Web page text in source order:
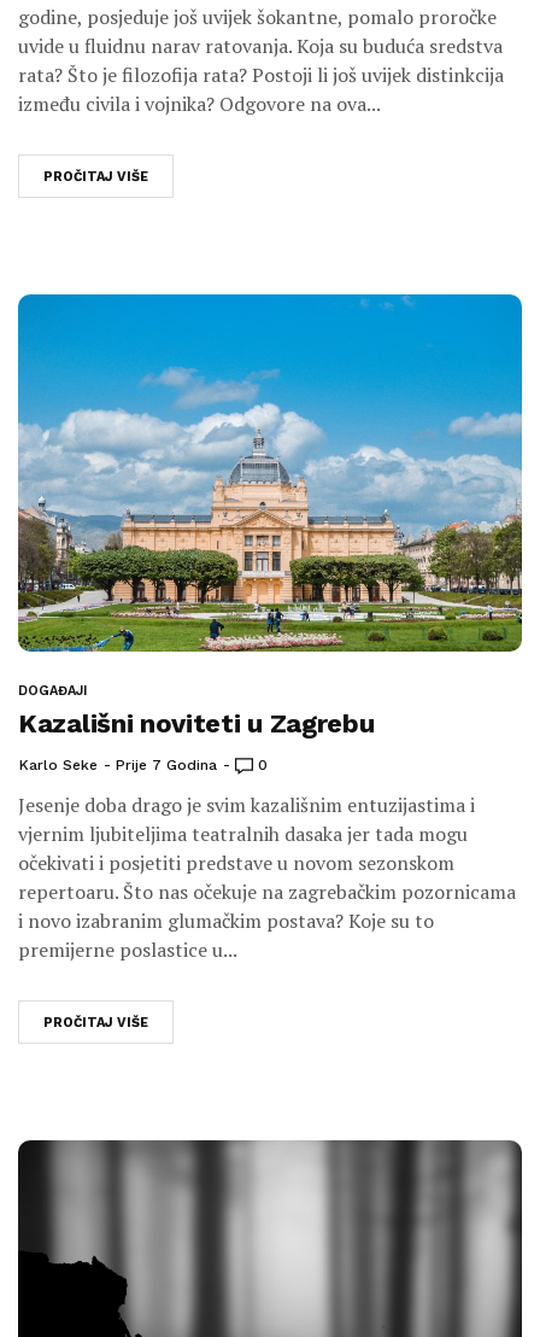
godine, posjeduje još uvijek šokantne, pomalo proročke
uvide u fluidnu narav ratovanja. Koja su buduća sredstva
rata? Što je filozofija rata? Postoji li još uvijek distinkcija
između civila i vojnika? Odgovore na ova...
PROČITAJ VIŠE
DOGAĐAJI
Kazališni noviteti u Zagrebu
Karlo Seke Prije 7 Godina 0
Jesenje doba drago je svim kazališnim entuzijastima i
vjernim ljubiteljima teatralnih dasaka jer tada mogu
očekivati i posjetiti predstave u novom sezonskom
repertoaru. Što nas očekuje na zagrebačkim pozornicama
i novo izabranim glumačkim postava? Koje su to
premijerne poslastice u...
PROČITAJ VIŠE